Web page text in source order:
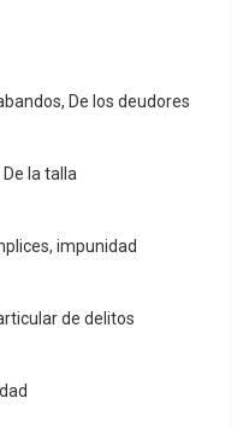
De los deudores
De la talla
impunidad
de delitos